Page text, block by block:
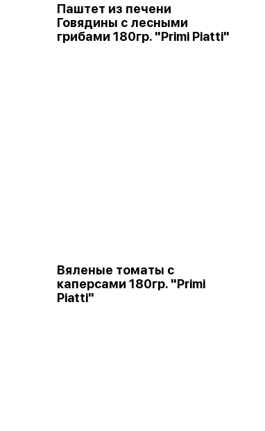
Паштет из печени
Говядины с лесными
грибами 180гр. "Primi Piatti"
Вяленые томаты с
каперсами 180гр. "Primi
Piatti"